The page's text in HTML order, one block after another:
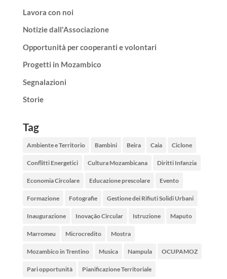
Lavora con noi
Notizie dall'Associazione
Opportunità per cooperanti e volontari
Progetti in Mozambico
Segnalazioni
Storie
Tag
Ambiente e Territorio Bambini Beira Caia Ciclone
Conflitti Energetici Cultura Mozambicana Diritti Infanzia
Economia Circolare Educazione prescolare Evento
Formazione Fotografie Gestione dei Rifiuti Solidi Urbani
Inaugurazione Inovação Circular Istruzione Maputo
Marromeu Microcredito Mostra
Mozambico in Trentino Musica Nampula OCUPAMOZ
Pari opportunità Pianificazione Territoriale